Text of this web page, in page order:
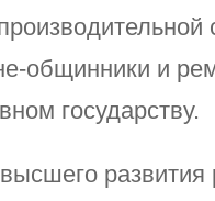
общинники и
государству.